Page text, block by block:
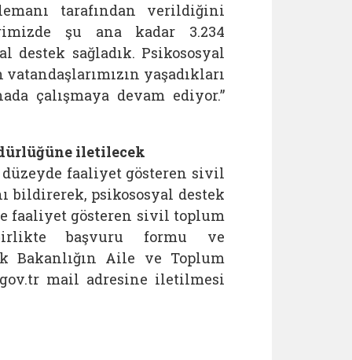
tarafından verildiğini
şu ana kadar 3.234
destek sağladık. Psikososyal
yaşadıkları
çalışmaya devam ediyor.”
iletilecek
düzeyde faaliyet gösteren sivil
psikososyal destek
faaliyet gösteren sivil toplum
birlikte başvuru formu ve
Bakanlığın Aile ve Toplum
mail adresine iletilmesi